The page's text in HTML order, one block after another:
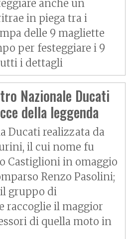
anche un
in piega tra i
delle 9 magliette
per festeggiare i 9
i dettagli
Nazionale Ducati
della leggenda
Ducati realizzata da
il cui nome fu
Castiglioni in omaggio
Renzo Pasolini;
gruppo di
raccoglie il maggior
di quella moto in